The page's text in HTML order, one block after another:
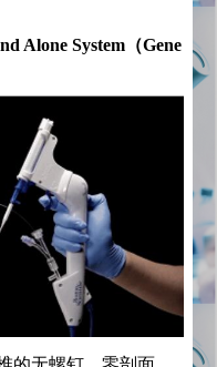
Alone System（Gene